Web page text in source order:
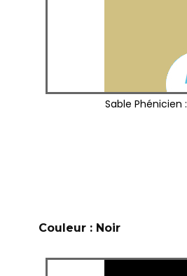
Sable Phénicien :
Couleur : Noir